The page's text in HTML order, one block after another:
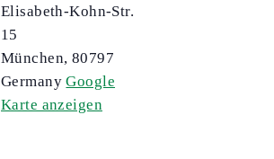
Elisabeth-Kohn-Str.
15
München, 80797
Germany Google
Karte anzeigen